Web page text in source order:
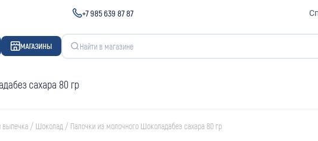
+7 985 639 87 87
МАГАЗИНЫ
сахара 80 гр
выпечка / Шоколад / Палочки из молочного Шоколадабез сахара 80 гр